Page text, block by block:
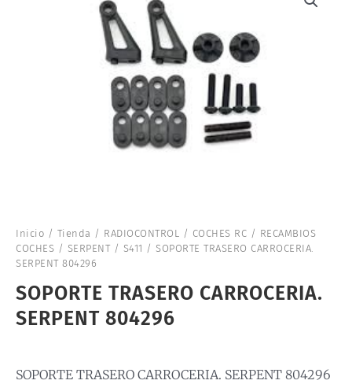
Inicio / Tienda / RADIOCONTROL / COCHES RC / RECAMBIOS
COCHES / SERPENT/ S411 / SOPORTE TRASERO CARROCERIA.
SERPENT 804296
SOPORTE TRASERO CARROCERIA.
SERPENT 804296
SOPORTE TRASERO CARROCERIA. SERPENT 804296